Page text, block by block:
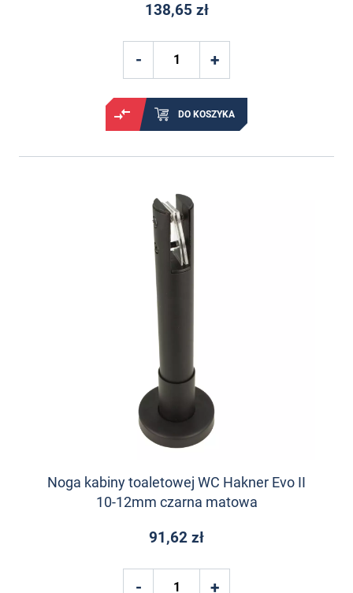
138,65 zł
DO KOSZYKA
Noga kabiny toaletowej WC Hakner Evo II
10-12mm czarna matowa
91,62 zł